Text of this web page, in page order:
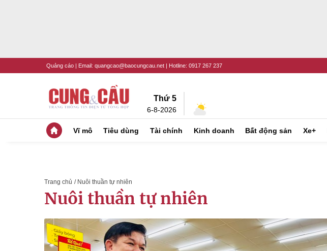
Quảng cáo | Email: quangcao@baocungcau.net | Hotline: 0917 267 237
Thứ 5
6-8-2026
Vĩ mô Tiêu dùng Tài chính Kinh doanh Bất động sản Xe+
Trang chủ / Nuôi thuần tự nhiên
Nuôi thuần tự nhiên